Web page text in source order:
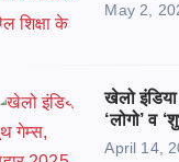
May 2,
खेलो
‘लोगो’ व
April 14,